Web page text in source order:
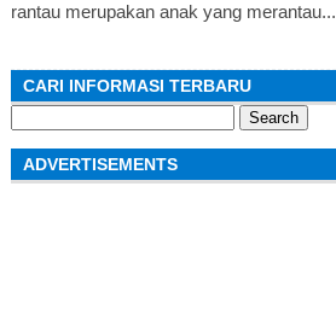
rantau merupakan anak yang merantau...
CARI INFORMASI TERBARU
for:
ADVERTISEMENTS